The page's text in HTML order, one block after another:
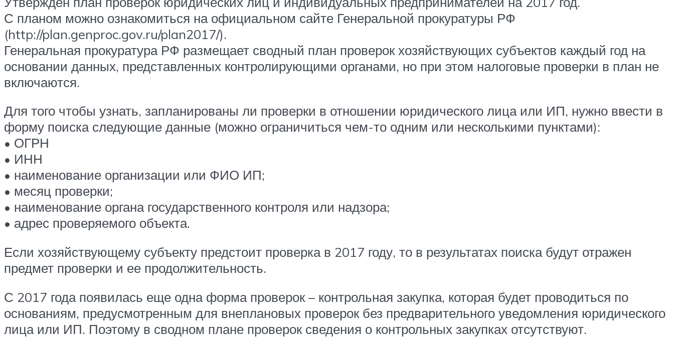
С планом можно ознакомиться на официальном сайте Генеральной прокуратуры РФ
(http://plan.genproc.gov.ru/plan2017/).
Генеральная прокуратура РФ размещает сводный план проверок хозяйствующих субъектов каждый год на
основании данных, представленных контролирующими органами, но при этом налоговые проверки в план не
включаются.
Для того чтобы узнать, запланированы ли проверки в отношении юридического лица или ИП, нужно ввести в
форму поиска следующие данные (можно ограничиться чем-то одним или несколькими пунктами):
• ОГРН
• ИНН
• наименование организации или ФИО ИП;
• месяц проверки;
• наименование органа государственного контроля или надзора;
• адрес проверяемого объекта.
Если хозяйствующему субъекту предстоит проверка в 2017 году, то в результатах поиска будут отражен
предмет проверки и ее продолжительность.
С 2017 года появилась еще одна форма проверок – контрольная закупка, которая будет проводиться по
основаниям, предусмотренным для внеплановых проверок без предварительного уведомления юридического
лица или ИП. Поэтому в сводном плане проверок сведения о контрольных закупках отсутствуют.